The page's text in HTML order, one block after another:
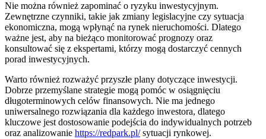
Nie można również zapominać o ryzyku inwestycyjnym.
Zewnętrzne czynniki, takie jak zmiany legislacyjne czy sytuacja
ekonomiczna, mogą wpłynąć na rynek nieruchomości. Dlatego
ważne jest, aby na bieżąco monitorować prognozy oraz
konsultować się z ekspertami, którzy mogą dostarczyć cennych
porad inwestycyjnych.
Warto również rozważyć przyszłe plany dotyczące inwestycji.
Dobrze przemyślane strategie mogą pomóc w osiągnięciu
długoterminowych celów finansowych. Nie ma jednego
uniwersalnego rozwiązania dla każdego inwestora, dlatego
kluczowe jest dostosowanie podejścia do indywidualnych potrzeb
oraz analizowanie https://redpark.pl/sytuacji rynkowej.